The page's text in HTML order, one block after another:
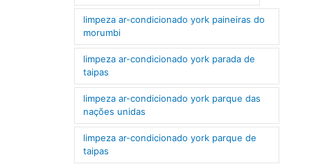
limpeza ar-condicionado york paineiras do
morumbi
limpeza ar-condicionado york parada de
taipas
limpeza ar-condicionado york parque das
nações unidas
limpeza ar-condicionado york parque de
taipas